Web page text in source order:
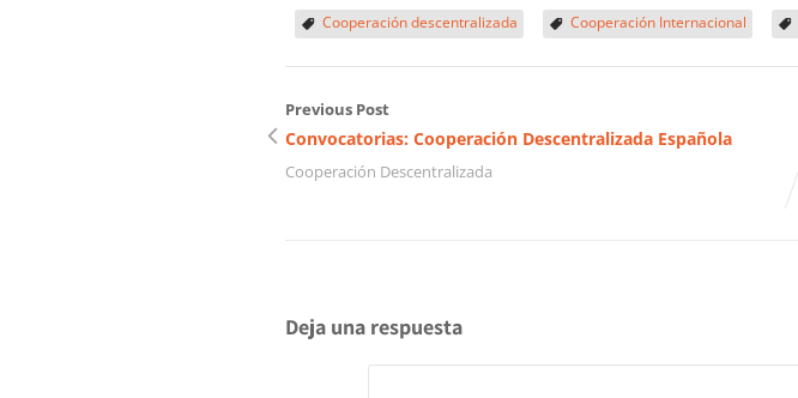
Cooperación descentralizada Cooperación Internacional
Previous Post
Convocatorias: Cooperación Descentralizada Española
Cooperación Descentralizada
Deja una respuesta